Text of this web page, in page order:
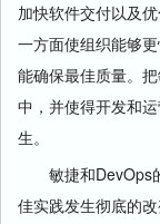
加快软件交付以及
一方面使组织能够
能确保最佳质量。
中，并使得开发和
生。
敏捷和DevOps的
佳实践发生彻底的